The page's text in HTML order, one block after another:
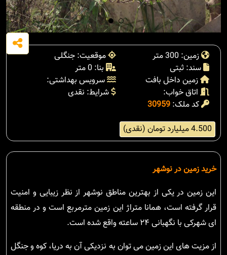
زمین: 300 متر
موقعیت: جنگلی
سند: ثبتی
بنا: 0 متر
زمین داخل بافت
سرویس بهداشتی:
اتاق خواب:
شرایط: نقدی
کد ملک: 30959
4.500 میلیارد تومان (نقدی)
خرید زمین در نوشهر
این زمین در یکی از بهترین مناطق نوشهر از نظر زیبایی و امنیت
قرار گرفته است، همانا متراژ این زمین مترمربع است و در منطقه
ای شهرکی با نگهبانی ۲۴ ساعته واقع شده است.
از مزیت های این زمین می توان به نزدیکی آن به دریا، کوه و جنگل